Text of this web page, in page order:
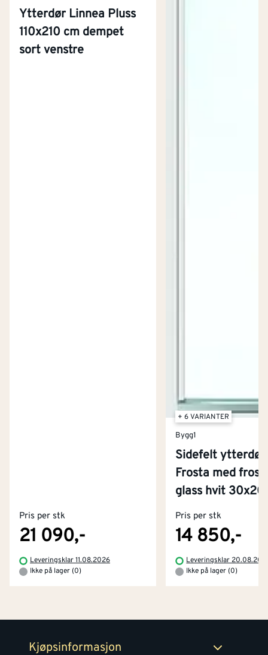
Ytterdør Linnea Pluss
110x210 cm dempet
sort venstre
Pris per stk
21 090,-
Leveringsklar 11.08.2026
Ikke på lager (0)
+ 6 VARIANTER
Bygg1
Sidefelt ytterdør
Frosta med
glass hvit
Pris per stk
14 850,-
Leveringsklar
Ikke på lager (0)
Kjøpsinformasjon
Kjøpsbetingelser
Betaling
Retur- og angrerettsskjema
Tjenester
Montér Klubb
Byggevarehus og åpningstider
Prismatch